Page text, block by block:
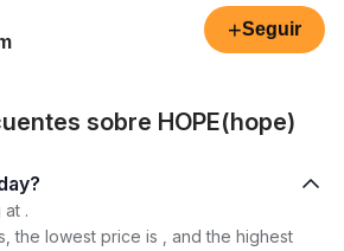
+Seguir
sobre HOPE(hope)
is today?
.
the lowest price is , and the highest